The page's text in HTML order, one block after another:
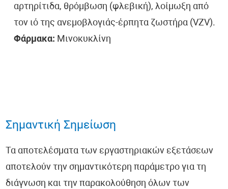
αρτηρίτιδα, θρόμβωση (φλεβική), λοίμωξη από
τον ιό της ανεμοβλογιάς-έρπητα ζωστήρα (VZV).
Φάρμακα: Μινοκυκλίνη
Σημαντική Σημείωση
Τα αποτελέσματα των εργαστηριακών εξετάσεων
αποτελούν την σημαντικότερη παράμετρο για τη
διάγνωση και την παρακολούθηση όλων των